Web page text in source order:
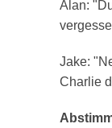
Alan:
Jake:
Charlie